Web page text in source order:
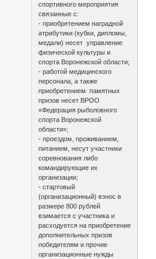
спортивного мероприятия
связанные с:
- приобретением наградной
атрибутики (кубки, дипломы,
медали) несет управление
физической культуры и
спорта Воронежской области;
- работой медицинского
персонала, а также
приобретением памятных
призов несет ВРОО
«Федерация рыболовного
спорта Воронежской
области»;
- проездом, проживанием,
питанием, несут участники
соревнования либо
командирующие их
организации;
- стартовый
(организационный) взнос в
размере 800 рублей
взимается с участника и
расходуется на приобретение
дополнительных призов
победителям и прочие
организационные нужды